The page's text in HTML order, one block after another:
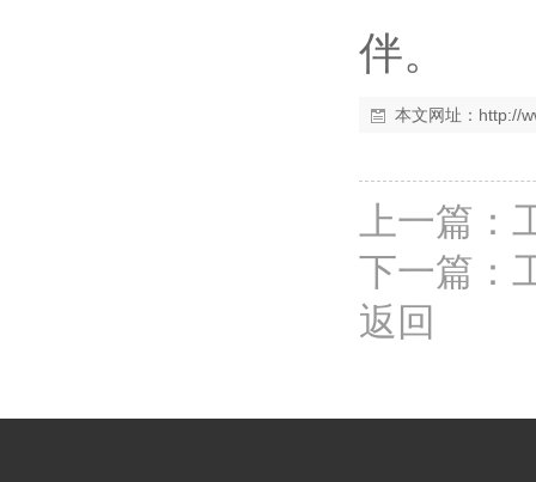
伴。
本文网址： http://
上一篇：
下一篇：
返回